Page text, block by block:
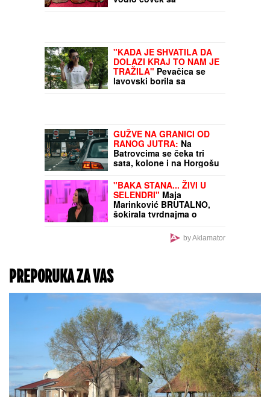
"KADA JE SHVATILA DA
DOLAZI KRAJ TO NAM JE
TRAŽILA" Pevačica se
lavovski borila sa
GUŽVE NA GRANICI OD
RANOG JUTRA: Na
Batrovcima se čeka tri
sata, kolone i na Horgošu
"BAKA STANA... ŽIVI U
SELENDRI" Maja
Marinković BRUTALNO,
šokirala tvrdnajma o
nje više od pola sata"by Aklamator
PREPORUKA ZA VAS